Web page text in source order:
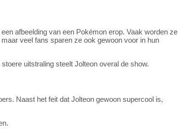
afbeelding van een Pokémon erop. Vaak worden ze
veel fans sparen ze ook gewoon voor in hun
uitstraling steelt Jolteon overal de show.
Naast het feit dat Jolteon gewoon supercool is,